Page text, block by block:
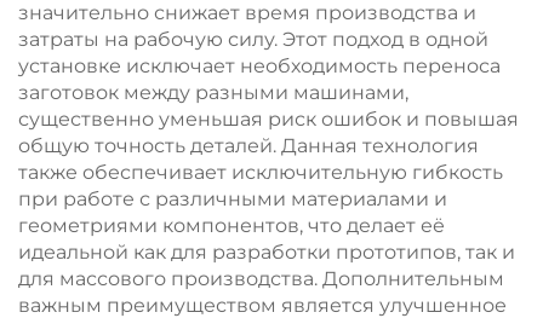
значительно снижает время производства и
затраты на рабочую силу. Этот подход в одной
установке исключает необходимость переноса
заготовок между разными машинами,
существенно уменьшая риск ошибок и повышая
общую точность деталей. Данная технология
также обеспечивает исключительную гибкость
при работе с различными материалами и
геометриями компонентов, что делает её
идеальной как для разработки прототипов, так и
для массового производства. Дополнительным
важным преимуществом является улучшенное